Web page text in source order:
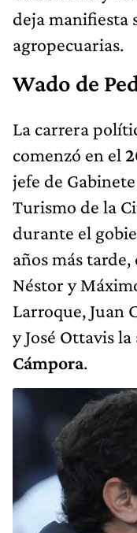
deja manifiesta
agropecuarias.
Wado de
La carrera
comenzó en el
jefe de
Turismo de la
durante el
años más
Néstor y
Larroque, Juan
y José Ottavis
Cámpora.